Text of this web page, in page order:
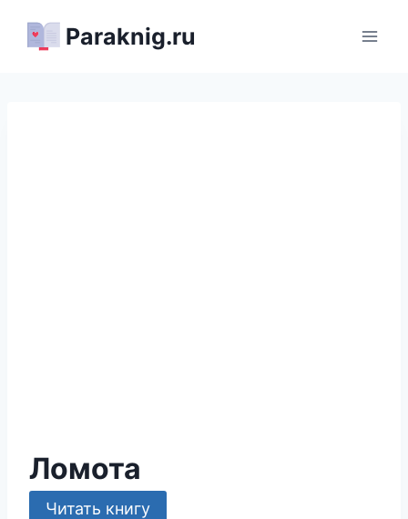
Paraknig.ru
Ломота
Читать книгу